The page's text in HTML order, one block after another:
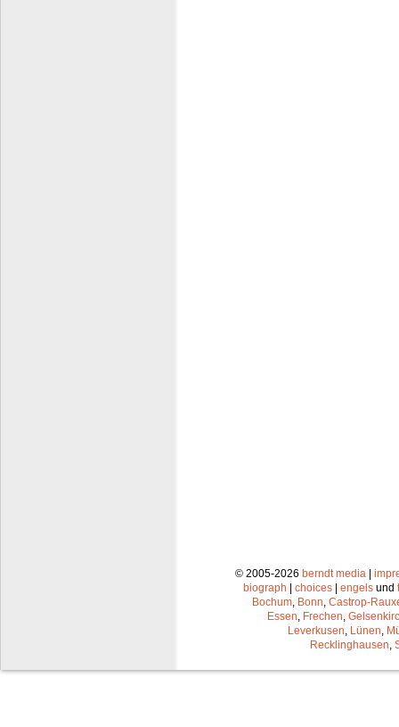
© 2005-2026 berndt media |
biograph | choices | engels und
Bochum Bonn Castrop-
Essen Frechen
Leverkusen Lünen
Recklinghausen